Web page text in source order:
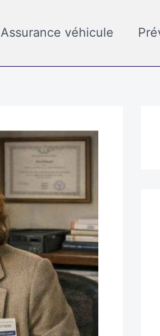
Assurance véhicule